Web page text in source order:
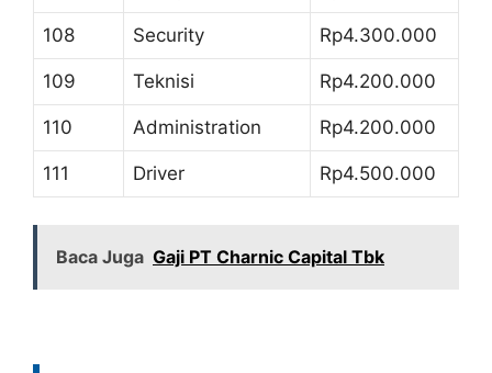
108 Security Rp4.300.000
109 Teknisi Rp4.200.000
110 Administration Rp4.200.000
111 Driver Rp4.500.000
Baca Juga Gaji PT Charnic Capital Tbk